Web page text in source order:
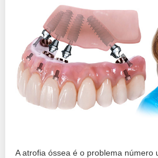
A atrofia óssea é o problema número